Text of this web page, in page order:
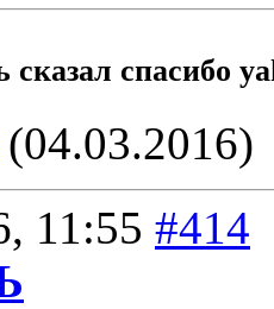
сказал cпасибо
(04.03.2016)
11:55 #414